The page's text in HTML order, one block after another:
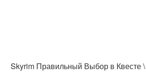
Skyrim Правильный Выбор в Квесте \